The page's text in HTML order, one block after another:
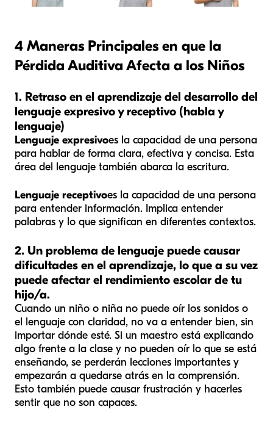
4 Maneras Principales en que la
Pérdida Auditiva Afecta a los Niños
1. Retraso en el aprendizaje del desarrollo del
lenguaje expresivo y receptivo (habla y
lenguaje)
Lenguaje expresivoes la capacidad de una persona
para hablar de forma clara, efectiva y concisa. Esta
área del lenguaje también abarca la escritura.
Lenguaje receptivoes la capacidad de una persona
para entender información. Implica entender
palabras y lo que significan en diferentes contextos.
2. Un problema de lenguaje puede causar
dificultades en el aprendizaje, lo que a su vez
puede afectar el rendimiento escolar de tu
hijo/a.
Cuando un niño o niña no puede oír los sonidos o
el lenguaje con claridad, no va a entender bien, sin
importar dónde esté. Si un maestro está explicando
algo frente a la clase y no pueden oír lo que se está
enseñando, se perderán lecciones importantes y
empezarán a quedarse atrás en la comprensión.
Esto también puede causar frustración y hacerles
sentir que no son capaces.